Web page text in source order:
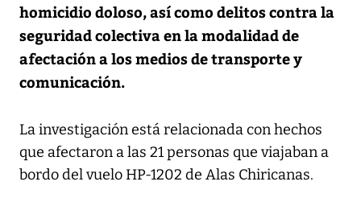
homicidio doloso, así como delitos contra la
seguridad colectiva en la modalidad de
afectación a los medios de transporte y
comunicación.
La investigación está relacionada con hechos
que afectaron a las 21 personas que viajaban a
bordo del vuelo HP-1202 de Alas Chiricanas.